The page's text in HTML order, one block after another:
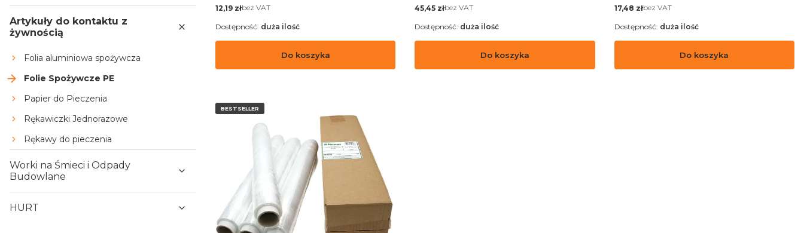
Artykuły do kontaktu z
żywnością
Folia aluminiowa spożywcza
Folie Spożywcze PE
Papier do Pieczenia
Rękawiczki Jednorazowe
Rękawy do pieczenia
Worki na Śmieci i Odpady
Budowlane
HURT
Cena
12,19 złbez VAT
Do koszyka
Dostępność: duża ilość
Cena
45,45 złbez VAT
Do koszyka
Dostępność: duża ilość
Cena
17,48 złbez VAT
Do koszyka
Dostępność: duża ilość
BESTSELLER